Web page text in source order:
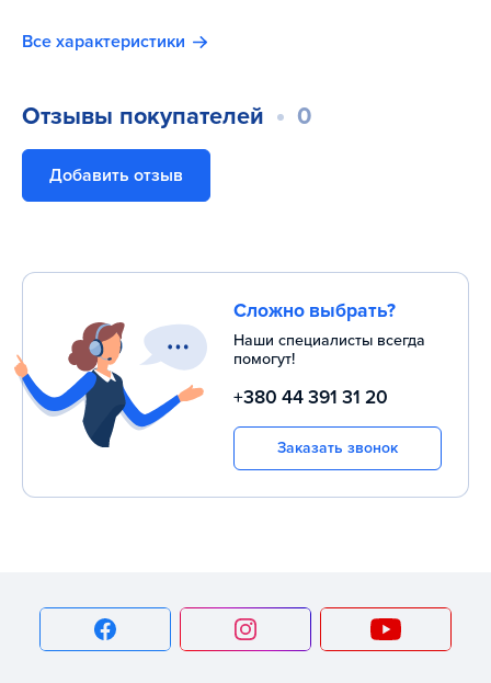
Все характеристики
Отзывы покупателей 0
Добавить отзыв
Сложно выбрать?
Наши специалисты всегда
помогут!
+380 44 391 31 20
Заказать звонок